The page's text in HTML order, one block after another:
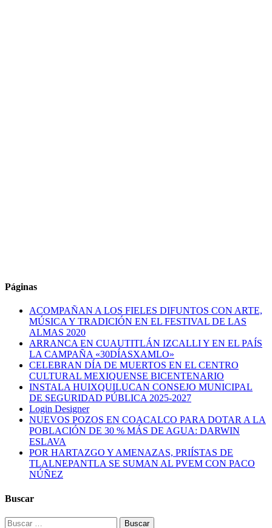
Páginas
ACOMPAÑAN A LOS FIELES DIFUNTOS CON ARTE,
MÚSICA Y TRADICIÓN EN EL FESTIVAL DE LAS
ALMAS 2020
ARRANCA EN CUAUTITLÁN IZCALLI Y EN EL PAÍS
LA CAMPAÑA «30DÍASXAMLO»
CELEBRAN DÍA DE MUERTOS EN EL CENTRO
CULTURAL MEXIQUENSE BICENTENARIO
INSTALA HUIXQUILUCAN CONSEJO MUNICIPAL
DE SEGURIDAD PÚBLICA 2025-2027
Login Designer
NUEVOS POZOS EN COACALCO PARA DOTAR A LA
POBLACIÓN DE 30 % MÁS DE AGUA: DARWIN
ESLAVA
POR HARTAZGO Y AMENAZAS, PRIÍSTAS DE
TLALNEPANTLA SE SUMAN AL PVEM CON PACO
NÚÑEZ
Buscar
Buscar: